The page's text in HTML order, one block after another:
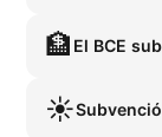
🏦 El BCE
☀️